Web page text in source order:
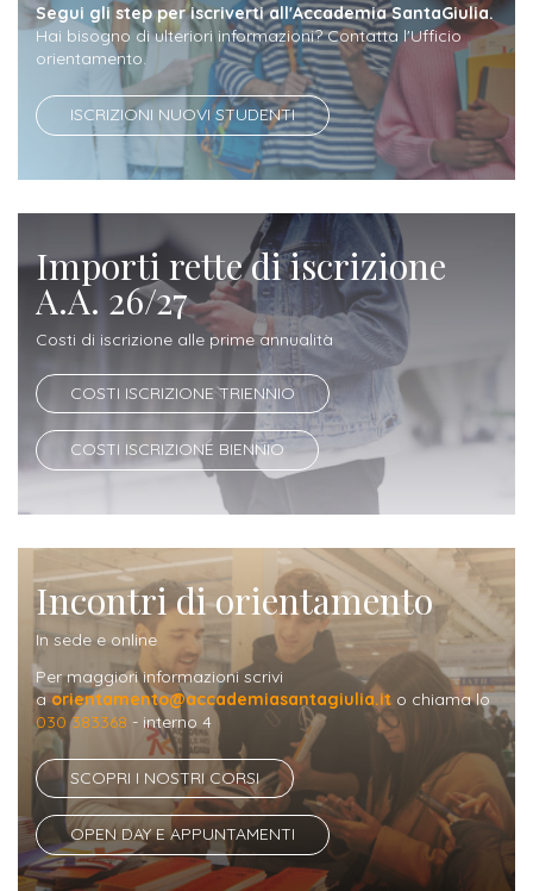
Istituzioni
Amministrazioni
Collaborazioni
Partners
ALTRI
LIVELLI
FORMAZIONE
ATTIVITÀ
DIDATTICA
Materie
studio
Progetti
Iscrizione
corsi
singoli
SERVIZI
Costi
iscrizione
triennio
Alloggi
Modulistica
Consulta
Studentesca
LAVORO
Apprendistato
per
gli
studenti
Opportunità
lavoro
Fiere
saloni
dell'orientamento
Segui gli step per iscriverti all'Accademia SantaGiulia.
Hai bisogno di ulteriori informazioni? Contatta l'Ufficio
orientamento.
ISCRIZIONI NUOVI STUDENTI
Importi rette di iscrizione
A.A. 26/27
Costi di iscrizione alle prime annualità
COSTI ISCRIZIONE TRIENNIO
COSTI ISCRIZIONE BIENNIO
Incontri di orientamento
In sede e online
Per maggiori informazioni scrivi
aorientamento@accademiasantagiulia.it o chiama lo
030 383368 - interno 4
SCOPRI I NOSTRI CORSI
OPEN DAY E APPUNTAMENTI